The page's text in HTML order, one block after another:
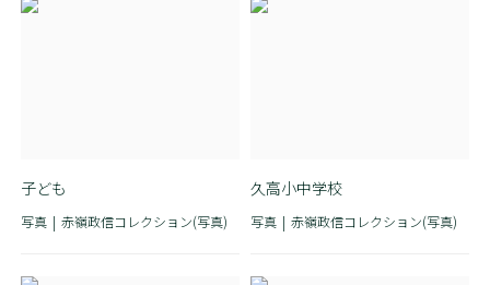
子ども
写真 赤嶺政信コレクション(写真)
久高小中学校
写真 赤嶺政信コレクション(写真)